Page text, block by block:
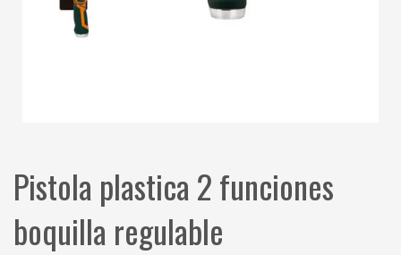
Pistola plastica 2 funciones
boquilla regulable